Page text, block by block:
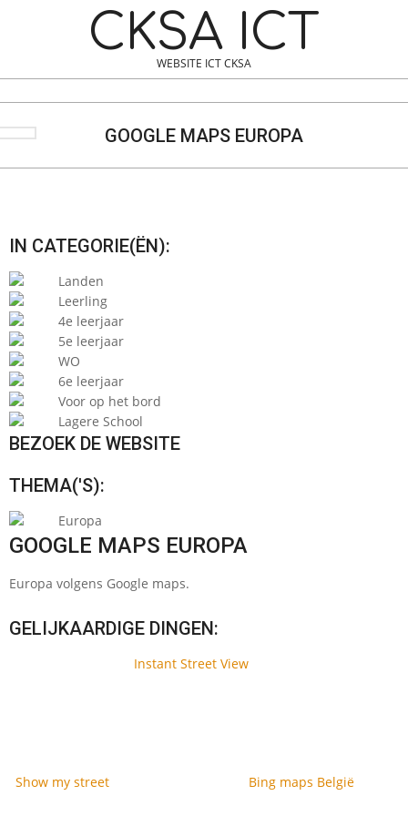
CKSA ICT
WEBSITE ICT CKSA
GOOGLE MAPS EUROPA
IN CATEGORIE(ËN):
Landen
Leerling
4e leerjaar
5e leerjaar
WO
6e leerjaar
Voor op het bord
Lagere School
BEZOEK DE WEBSITE
THEMA('S):
Europa
GOOGLE MAPS EUROPA
Europa volgens Google maps.
GELIJKAARDIGE DINGEN:
Instant Street View
Show my street Bing maps België